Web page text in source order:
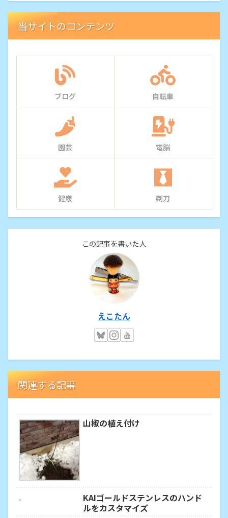
当サイトのコンテンツ
ブログ 自転車
園芸 電脳
健康 剃刀
この記事を書いた人
えこたん
関連する記事
山椒の植え付け
KAIゴールドステンレスのハンド
ルをカスタマイズ